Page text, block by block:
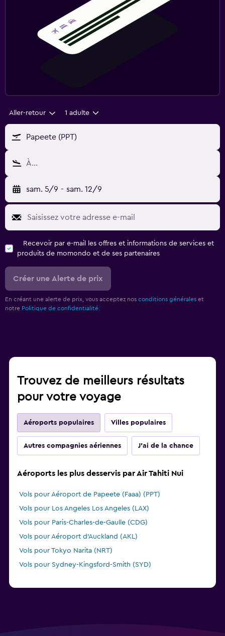
Aller-retour 1 adulte
Papeete (PPT)
À…
sam. 5/9 - sam. 12/9
Recevoir par e-mail les offres et informations de services et
produits de momondo et de ses partenaires
Créer une Alerte de prix
En créant une alerte de prix, vous acceptez nos conditions générales et
notre Politique de confidentialité.
Trouvez de meilleurs résultats
pour votre voyage
Aéroports populaires Villes populaires
Autres compagnies aériennes J'ai de la chance
Aéroports les plus desservis par Air Tahiti Nui
Vols pour Aéroport de Papeete (Faaa) (PPT)
Vols pour Los Angeles Los Angeles (LAX)
Vols pour Paris-Charles-de-Gaulle (CDG)
Vols pour Aéroport d'Auckland (AKL)
Vols pour Tokyo Narita (NRT)
Vols pour Sydney-Kingsford-Smith (SYD)